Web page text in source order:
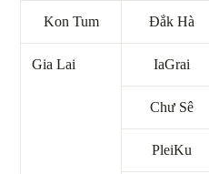
Kon Tum Đắk Hà
Gia Lai IaGrai
Chư Sê
PleiKu